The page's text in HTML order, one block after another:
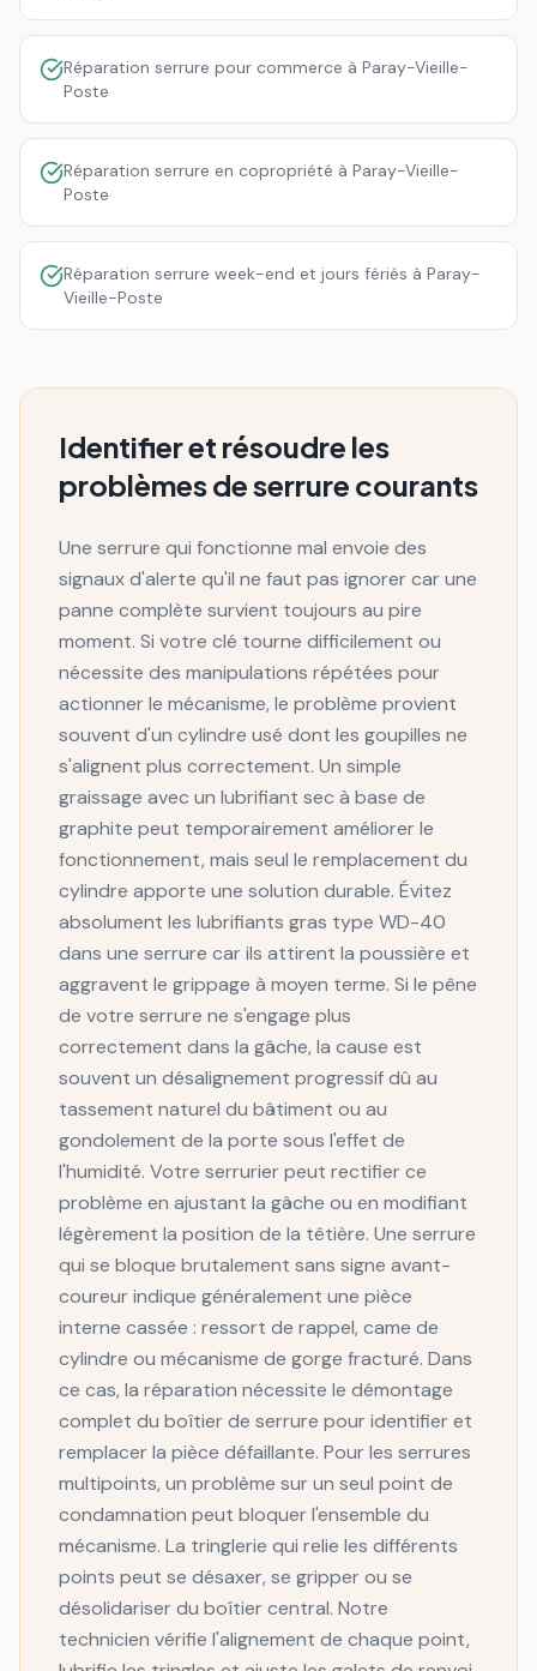
Réparation serrure pour commerce à Paray-Vieille-
Poste
Réparation serrure en copropriété à Paray-Vieille-
Poste
Réparation serrure week-end et jours fériés à Paray-
Vieille-Poste
Identifier et résoudre les
problèmes de serrure courants
Une serrure qui fonctionne mal envoie des
signaux d'alerte qu'il ne faut pas ignorer car une
panne complète survient toujours au pire
moment. Si votre clé tourne difficilement ou
nécessite des manipulations répétées pour
actionner le mécanisme, le problème provient
souvent d'un cylindre usé dont les goupilles ne
s'alignent plus correctement. Un simple
graissage avec un lubrifiant sec à base de
graphite peut temporairement améliorer le
fonctionnement, mais seul le remplacement du
cylindre apporte une solution durable. Évitez
absolument les lubrifiants gras type WD-40
dans une serrure car ils attirent la poussière et
aggravent le grippage à moyen terme. Si le pêne
de votre serrure ne s'engage plus
correctement dans la gâche, la cause est
souvent un désalignement progressif dû au
tassement naturel du bâtiment ou au
gondolement de la porte sous l'effet de
l'humidité. Votre serrurier peut rectifier ce
problème en ajustant la gâche ou en modifiant
légèrement la position de la têtière. Une serrure
qui se bloque brutalement sans signe avant-
coureur indique généralement une pièce
interne cassée : ressort de rappel, came de
cylindre ou mécanisme de gorge fracturé. Dans
ce cas, la réparation nécessite le démontage
complet du boîtier de serrure pour identifier et
remplacer la pièce défaillante. Pour les serrures
multipoints, un problème sur un seul point de
condamnation peut bloquer l'ensemble du
mécanisme. La tringlerie qui relie les différents
points peut se désaxer, se gripper ou se
désolidariser du boîtier central. Notre
technicien vérifie l'alignement de chaque point,